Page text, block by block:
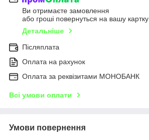
Ви отримаєте замовлення
або гроші повернуться на вашу картку
Детальніше
Післяплата
Оплата на рахунок
Оплата за реквізитами МОНОБАНК
Всі умови оплати
Умови повернення